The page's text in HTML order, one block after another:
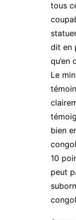
tous
dit en
Le
bien
10
peut